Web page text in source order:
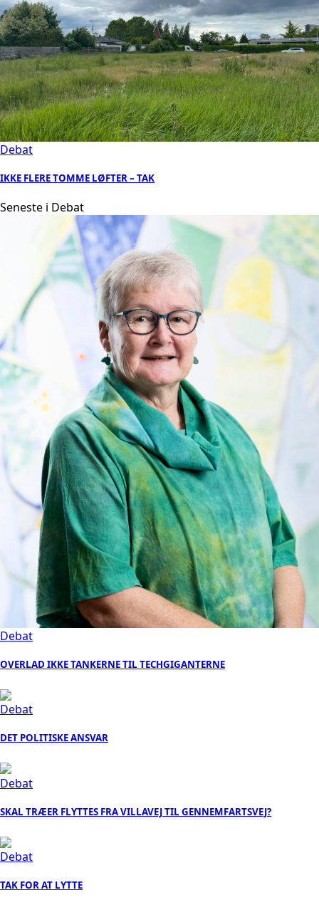
Debat
IKKE FLERE TOMME LØFTER – TAK
Seneste i Debat
Debat
OVERLAD IKKE TANKERNE TIL TECHGIGANTERNE
Debat
DET POLITISKE ANSVAR
Debat
SKAL TRÆER FLYTTES FRA VILLAVEJ TIL GENNEMFARTSVEJ?
Debat
TAK FOR AT LYTTE